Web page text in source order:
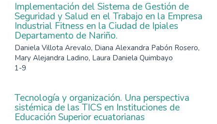
Implementación del Sistema de Gestión de
Seguridad y Salud en el Trabajo en la Empresa
Industrial Fitness en la Ciudad de Ipiales
Departamento de Nariño.
Daniela Villota Arevalo, Diana Alexandra Pabón Rosero,
Mary Alejandra Ladino, Laura Daniela Quimbayo
1-9
Tecnología y organización. Una perspectiva
sistémica de las TICS en Instituciones de
Educación Superior ecuatorianas